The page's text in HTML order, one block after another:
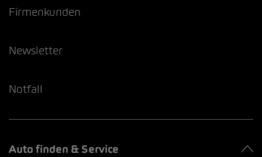
Firmenkunden
Newsletter
Notfall
Auto finden & Service